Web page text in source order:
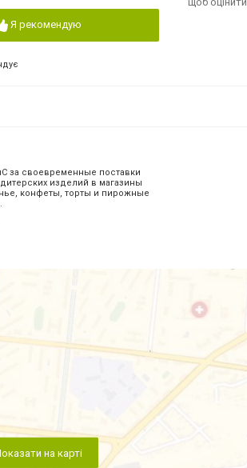
Я рекомендую
за своевременные поставки
изделий в магазины
конфеты, торты и пирожные
на карті